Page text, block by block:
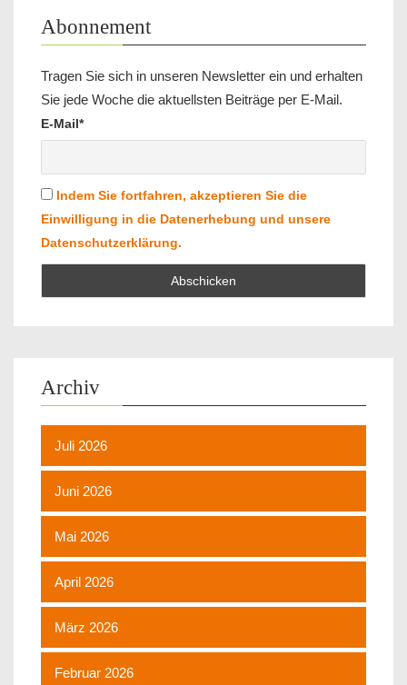
Abonnement
Tragen Sie sich in unseren Newsletter ein und erhalten
Sie jede Woche die aktuellsten Beiträge per E-Mail.
E-Mail*
Indem Sie fortfahren, akzeptieren Sie die
Einwilligung in die Datenerhebung und unsere
Datenschutzerklärung.
Archiv
Juli 2026
Juni 2026
Mai 2026
April 2026
März 2026
Februar 2026